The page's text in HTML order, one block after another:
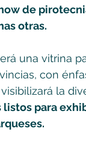
de
otras.
una vitrina
con
la
listos para